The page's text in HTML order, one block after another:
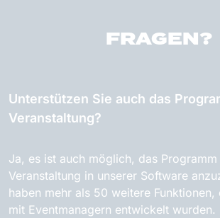
FRAGEN?
Unterstützen Sie auch das
Veranstaltung?
Ja, es ist auch möglich, das
Veranstaltung in unserer Software
haben mehr als 50 weitere Funktionen,
mit Eventmanagern entwickelt wurden.